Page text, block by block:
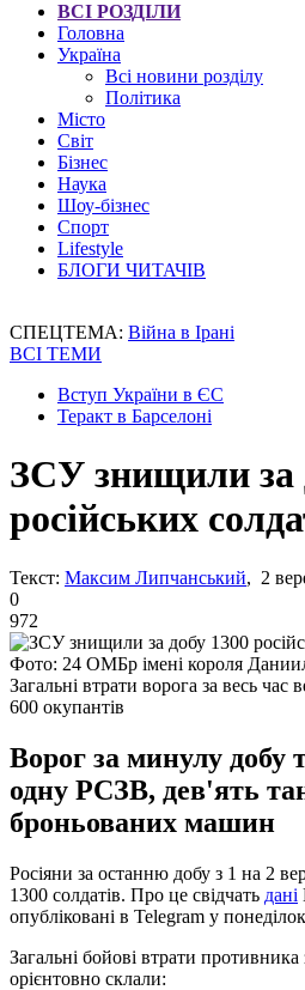
ВСІ РОЗДІЛИ
Головна
Україна
Всі новини розділу
Політика
Місто
Світ
Бізнес
Наука
Шоу-бізнес
Спорт
Lifestyle
БЛОГИ ЧИТАЧІВ
СПЕЦТЕМА: Війна в Ірані
ВСІ ТЕМИ
Вступ України в ЄС
Теракт в Барселоні
ЗСУ знищили за
російських
Текст: Максим Липчанський, 2
0
972
Фото: 24 ОМБр імені короля
Загальні втрати ворога за весь час
600 окупантів
Ворог за минулу добу
одну РСЗВ, дев'ять
броньованих машин
Росіяни за останню добу з 1 на 2
1300 солдатів. Про це свідчать дані
опубліковані в Telegram у
Загальні бойові втрати
орієнтовно склали: